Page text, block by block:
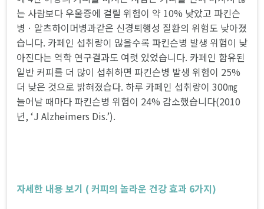
는 사람보다 우울증에 걸릴 위험이 약 10% 낮았고 파킨슨
병ㆍ알츠하이머병과같은 신경퇴행성 질환의 위험도 낮아졌
습니다. 카페인 섭취량이 많을수록 파킨슨병 발생 위험이 낮
아진다는 역학 연구결과도 여럿 있었습니다. 카페인 함유된
일반 커피를 더 많이 섭취하면 파킨슨병 발생 위험이 25%
더 낮은 것으로 밝혀졌습다. 하루 카페인 섭취량이 300㎎
늘어날 때마다 파킨슨병 위험이 24% 감소했습니다(2010
년, ‘J Alzheimers Dis.’).
자세한 내용 보기 ( 커피의 놀라운 건강 효과 6가지)